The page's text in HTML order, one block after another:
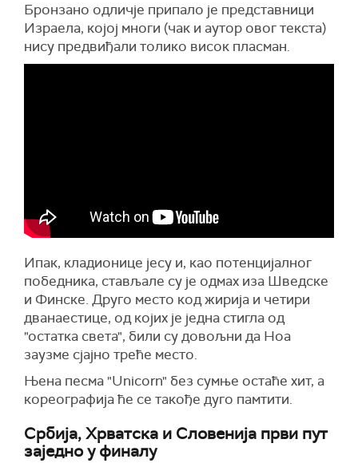
Бронзано одличје припало је представници
Израела, којој многи (чак и аутор овог текста)
нису предвиђали толико висок пласман.
Ипак, кладионице јесу и, као потенцијалног
победника, стављале су је одмах иза Шведске
и Финске. Друго место код жирија и четири
дванаестице, од којих је једна стигла од
"остатка света", били су довољни да Ноа
заузме сјајно треће место.
Њена песма "Unicorn" без сумње остаће хит, а
кореографија ће се такође дуго памтити.
Србија, Хрватска и Словенија први пут
заједно у финалу